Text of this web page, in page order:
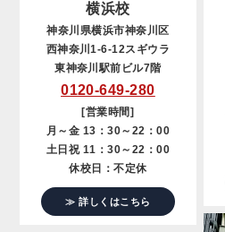
横浜校
神奈川県横浜市神奈川区
西神奈川1-6-12スギウラ
東神奈川駅前ビル7階
0120-649-280
[営業時間]
月～金 13：30～22：00
土日祝 11：30～22：00
休校日：不定休
≫ 詳しくはこちら